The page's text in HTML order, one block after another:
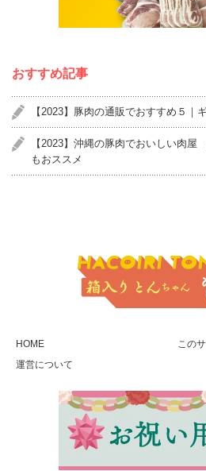
おすすめ記事
【2023】豚肉の通販でおすすめ５｜
【2023】沖縄の豚肉でおいしい肉
もおススメ
HOME
この
運営について